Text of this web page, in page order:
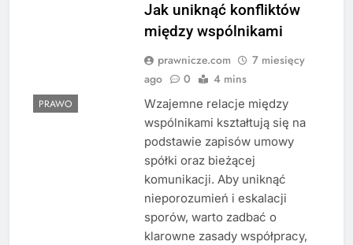
PRAWO
Jak uniknąć konfliktów
między wspólnikami
prawnicze.com
7 miesięcy
ago
0 4 mins
Wzajemne relacje między
wspólnikami kształtują się na
podstawie zapisów umowy
spółki oraz bieżącej
komunikacji. Aby uniknąć
nieporozumień i eskalacji
sporów, warto zadbać o
klarowne zasady współpracy,